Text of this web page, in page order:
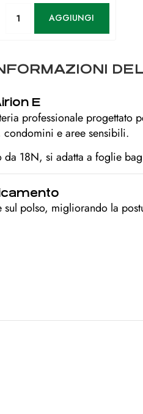
AGGIUNGI
E
professionale progettato
e aree sensibili.
18N, si adatta a foglie
sul polso, migliorando la